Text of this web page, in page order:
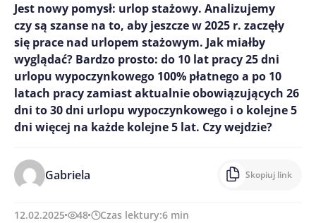
Jest nowy pomysł: urlop stażowy. Analizujemy
czy są szanse na to, aby jeszcze w 2025 r. zaczęły
się prace nad urlopem stażowym. Jak miałby
wyglądać? Bardzo prosto: do 10 lat pracy 25 dni
urlopu wypoczynkowego 100% płatnego a po 10
latach pracy zamiast aktualnie obowiązujących 26
dni to 30 dni urlopu wypoczynkowego i o kolejne 5
dni więcej na każde kolejne 5 lat. Czy wejdzie?
Gabriela Skopiuj link
12.02.2025 48 Czas lektury:6 min